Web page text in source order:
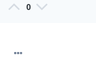
0